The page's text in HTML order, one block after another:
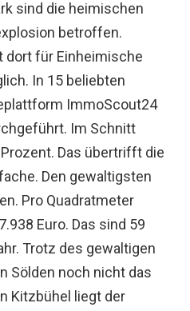
sind die heimischen
betroffen.
dort für Einheimische
In 15 beliebten
ImmoScout24
Im Schnitt
Das übertrifft die
Den gewaltigsten
Pro Quadratmeter
Euro. Das sind 59
Trotz des gewaltigen
Sölden noch nicht das
Kitzbühel liegt der